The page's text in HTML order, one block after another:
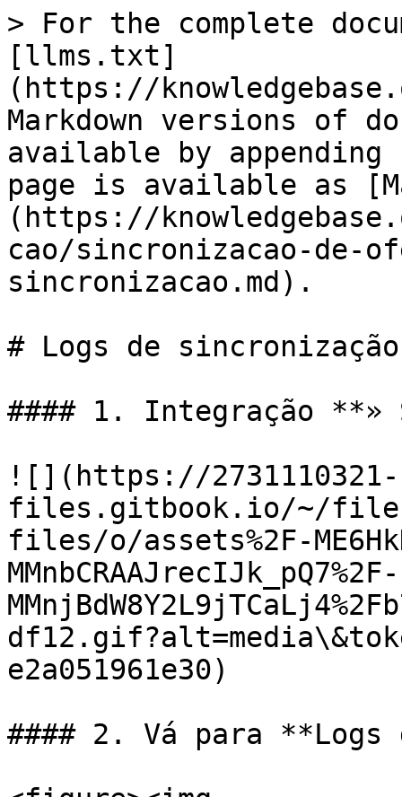
> For the complete
[llms.txt]
(https://
Markdown versions of
available by
page is available as
(https://
cao/sincronizacao-de-
sincronizacao.md).
# Logs de sincronização
#### 1. Integração **»
![](https://2731110321-
files.gitbook.io/~/
files/o/assets%2F-
MMnbCRAAJrecIJk_pQ7%2F-
e2a051961e30)
#### 2. Vá para **Logs